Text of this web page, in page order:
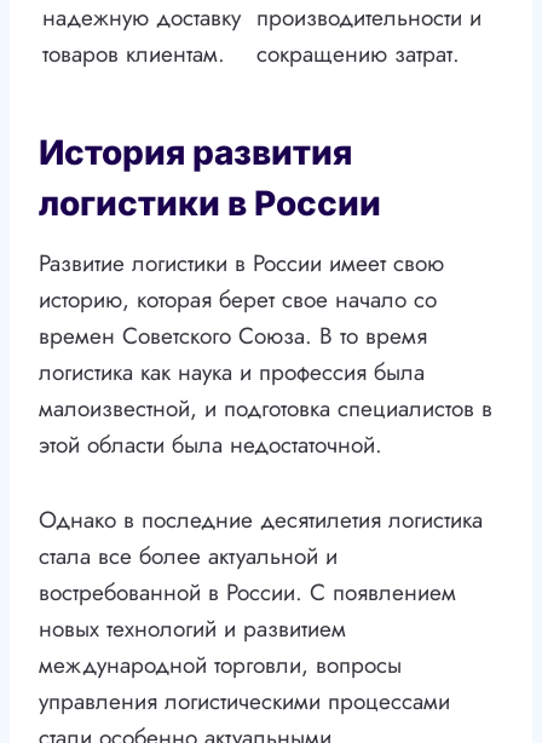
надежную доставку
товаров клиентам.
производительности и
сокращению затрат.
История развития
логистики в России
Развитие логистики в России имеет свою
историю, которая берет свое начало со
времен Советского Союза. В то время
логистика как наука и профессия была
малоизвестной, и подготовка специалистов в
этой области была недостаточной.
Однако в последние десятилетия логистика
стала все более актуальной и
востребованной в России. С появлением
новых технологий и развитием
международной торговли, вопросы
управления логистическими процессами